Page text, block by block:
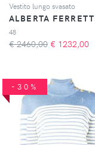
Vestito lungo svasato
ALBERTA
48
€ 2460,00 € 1232,00
-30%